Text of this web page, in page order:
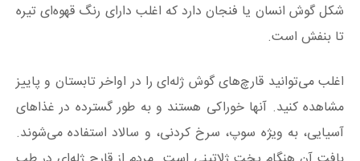
شکل گوش انسان یا فنجان دارد که اغلب دارای رنگ قهوه‌ای تیره
تا بنفش است.
اغلب می‌توانید قارچ‌های گوش ژله‌ای را در اواخر تابستان و پاییز
مشاهده کنید. آنها خوراکی هستند و به طور گسترده در غذاهای
آسیایی، به ویژه سوپ، سرخ کردنی، و سالاد استفاده می‌شوند.